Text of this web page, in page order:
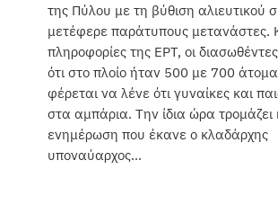
της Πύλου με τη βύθιση αλιευτικού
μετέφερε παράτυπους μετανάστες.
πληροφορίες της ΕΡΤ, οι
ότι στο πλοίο ήταν 500 με 700
φέρεται να λένε ότι γυναίκες και
στα αμπάρια. Την ίδια ώρα τρομάζει
ενημέρωση που έκανε ο κλαδάρχης
υποναύαρχος…